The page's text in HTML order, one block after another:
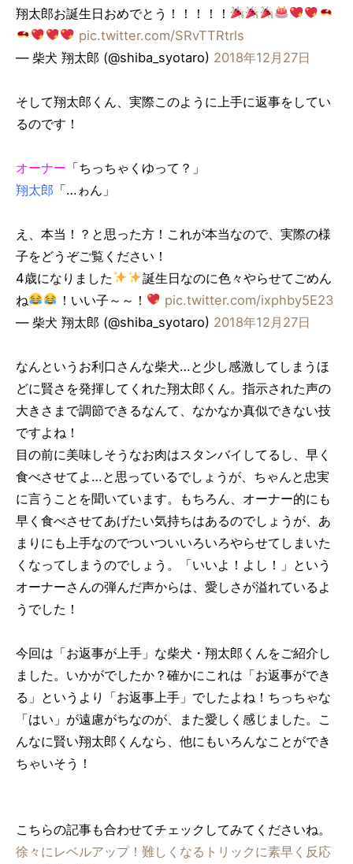
翔太郎お誕生日おめでとう！！！！！
pic.twitter.com/SRvTTRtrls
— 柴犬 翔太郎 (@shiba_syotaro) 2018年12月27日
そして翔太郎くん、実際このように上手に返事をしてい
るのです！
オーナー 「ちっちゃくゆって？」
翔太郎 「…ゎん」
え、本当！？と思った方！これが本当なので、実際の様
子をどうぞご覧ください！
4歳になりました
誕生日なのに色々やらせてごめん
ね
！いい子～～！
pic.twitter.com/ixphby5E23
— 柴犬 翔太郎 (@shiba_syotaro) 2018年12月27日
なんというお利口さんな柴犬…と少し感激してしまうほ
どに賢さを発揮してくれた翔太郎くん。指示された声の
大きさまで調節できるなんて、なかなか真似できない技
ですよね！
目の前に美味しそうなお肉はスタンバイしてるし、早く
食べさせてよ…と思っているでしょうが、ちゃんと忠実
に言うことを聞いています。もちろん、オーナー的にも
早く食べさせてあげたい気持ちはあるのでしょうが、あ
まりにも上手なのでついついいろいろやらせてしまいた
くなってしまうのでしょう。「いいよ！よし！」という
オーナーさんの弾んだ声からは、愛しさが溢れているよ
うでした！
今回は「お返事が上手」な柴犬・翔太郎くんをご紹介し
ました。いかがでしたか？確かにこれは「お返事ができ
る」というより「お返事上手」でしたよね！ちっちゃな
「はい」が遠慮がちなのが、また愛しく感じました。こ
んなに賢い翔太郎くんなら、他にもいろんなことができ
ちゃいそう！
こちらの記事も合わせてチェックしてみてくださいね。
徐々にレベルアップ！難しくなるトリックに素早く反応